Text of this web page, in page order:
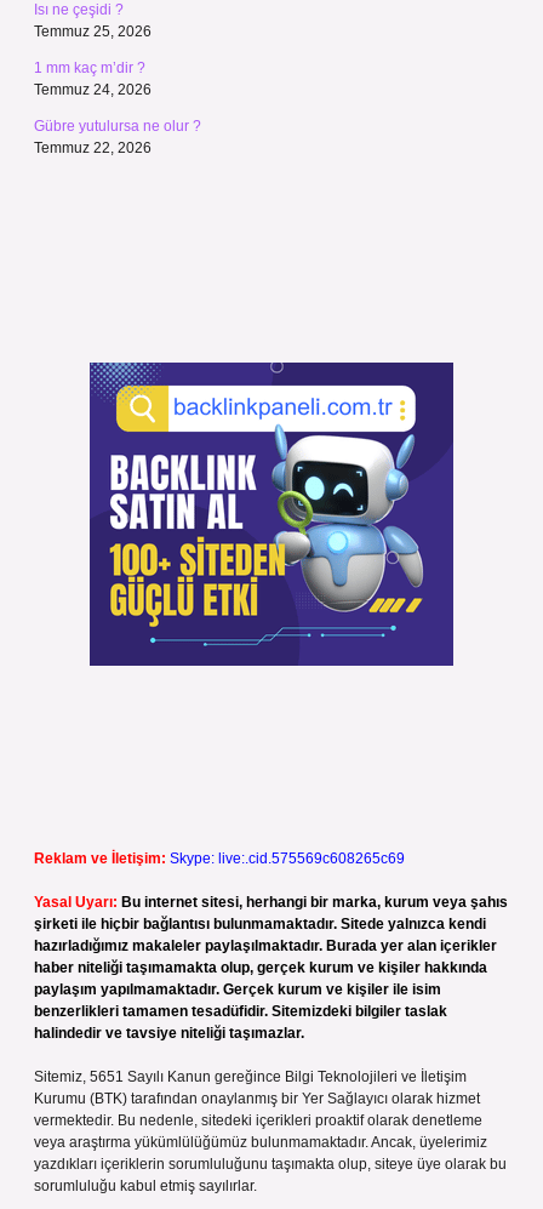
Isı ne çeşidi ?
Temmuz 25, 2026
1 mm kaç m’dir ?
Temmuz 24, 2026
Gübre yutulursa ne olur ?
Temmuz 22, 2026
Reklam ve İletişim: Skype: live:.cid.575569c608265c69
Yasal Uyarı: Bu internet sitesi, herhangi bir marka, kurum veya şahıs
şirketi ile hiçbir bağlantısı bulunmamaktadır. Sitede yalnızca kendi
hazırladığımız makaleler paylaşılmaktadır. Burada yer alan içerikler
haber niteliği taşımamakta olup, gerçek kurum ve kişiler hakkında
paylaşım yapılmamaktadır. Gerçek kurum ve kişiler ile isim
benzerlikleri tamamen tesadüfidir. Sitemizdeki bilgiler taslak
halindedir ve tavsiye niteliği taşımazlar.
Sitemiz, 5651 Sayılı Kanun gereğince Bilgi Teknolojileri ve İletişim
Kurumu (BTK) tarafından onaylanmış bir Yer Sağlayıcı olarak hizmet
vermektedir. Bu nedenle, sitedeki içerikleri proaktif olarak denetleme
veya araştırma yükümlülüğümüz bulunmamaktadır. Ancak, üyelerimiz
yazdıkları içeriklerin sorumluluğunu taşımakta olup, siteye üye olarak bu
sorumluluğu kabul etmiş sayılırlar.